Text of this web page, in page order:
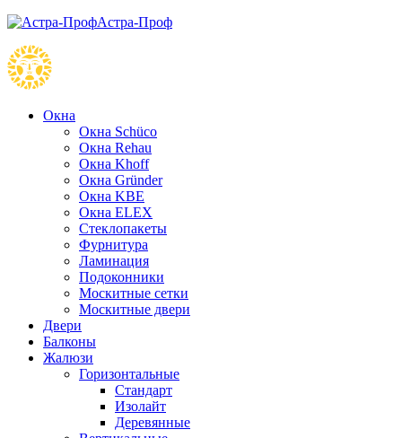
Астра-Проф
Окна
Окна Schüco
Окна Rehau
Окна Khoff
Окна Gründer
Окна KBE
Окна ELEX
Стеклопакеты
Фурнитура
Ламинация
Подоконники
Москитные сетки
Москитные двери
Двери
Балконы
Жалюзи
Горизонтальные
Стандарт
Изолайт
Деревянные